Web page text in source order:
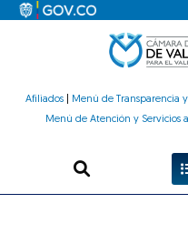
Afiliados| Menú de Transparencia
Menú de Atención y Servicios